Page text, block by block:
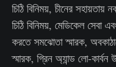
চিঠি বিনিময়, চীনের সহায়তায়
চিঠি বিনিময়, মেডিকেল সেবা
করতে সমঝোতা স্মারক,
স্মারক, গ্রিন অ্যান্ড লো-